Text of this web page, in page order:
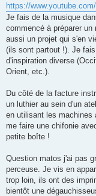
https://
Je fais de la musique
commencé à préparer
aussi un projet qui s'en
(ils sont partout !). Je
d'inspiration diverse
Orient, etc.).
Du côté de la facture
un luthier au sein d'un
en utilisant les machines
me faire une chifonie
petite boîte !
Question matos j'ai pas
perceuse. Je vis en
trop loin, ils ont des
bientôt une